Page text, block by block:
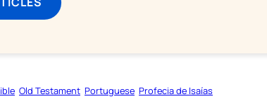
Old Testament Portuguese Profecia de Isaías